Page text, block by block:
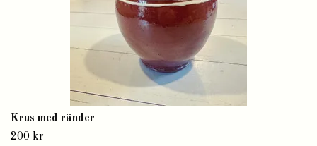
Krus med ränder
200 kr